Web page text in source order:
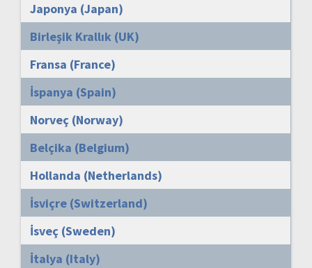
Japonya (Japan)
Birleşik Krallık (UK)
Fransa (France)
İspanya (Spain)
Norveç (Norway)
Belçika (Belgium)
Hollanda (Netherlands)
İsviçre (Switzerland)
İsveç (Sweden)
İtalya (Italy)